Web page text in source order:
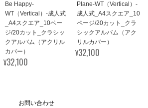
Be Happy-
WT（Vertical）-成人式
_A4スクエア_10ペー
ジ/20カット_クラシッ
クアルバム（アクリル
カバー）
¥32,100
Plane-WT（Vertical）-
成人式_A4スクエア_10
ページ/20カット_クラ
シックアルバム（アク
リルカバー）
¥32,100
お問い合わせ